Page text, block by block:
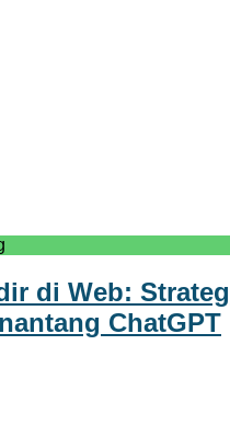
di Web:
ChatGPT